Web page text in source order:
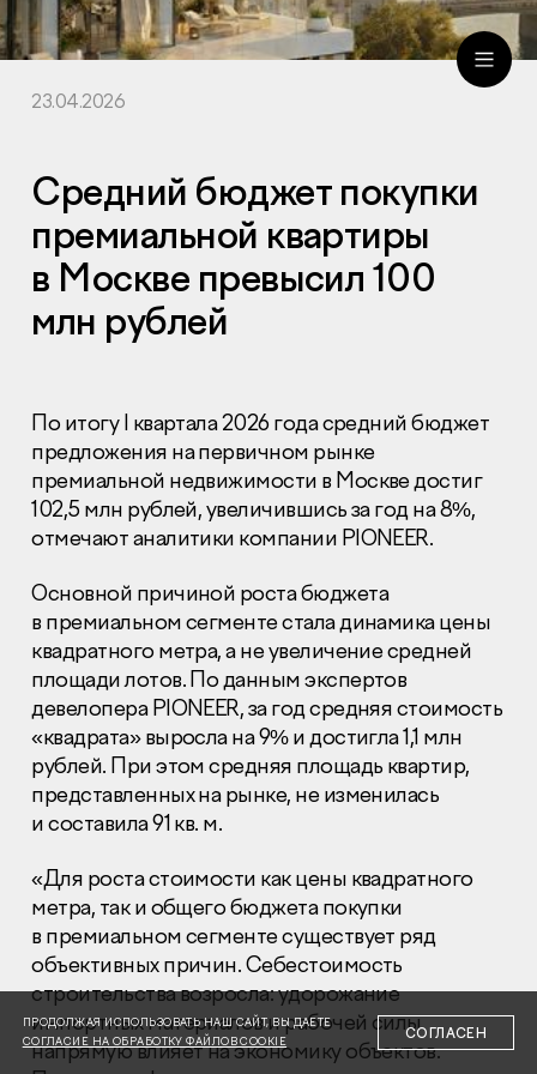
Раскрытие информации
Правовая информация
Сообщить о коррупции
Глaвный oфиc
Отдел продаж
+7 (495) 641-35-35
© 2001-2026 Компания «Пионер»
23.04.2026
Средний бюджет покупки
премиальной квартиры
в Москве превысил 100
млн рублей
По итогу I квартала 2026 года средний бюджет
предложения на первичном рынке
премиальной недвижимости в Москве достиг
102,5 млн рублей, увеличившись за год на 8%,
отмечают аналитики компании PIONEER.
Основной причиной роста бюджета
в премиальном сегменте стала динамика цены
квадратного метра, а не увеличение средней
площади лотов. По данным экспертов
девелопера PIONEER, за год средняя стоимость
«квадрата» выросла на 9% и достигла 1,1 млн
рублей. При этом средняя площадь квартир,
представленных на рынке, не изменилась
и составила 91 кв. м.
«Для роста стоимости как цены квадратного
метра, так и общего бюджета покупки
в премиальном сегменте существует ряд
объективных причин. Себестоимость
строительства возросла: удорожание
импортных материалов и рабочей силы
напрямую влияет на экономику объектов.
ПРОДОЛЖАЯ ИСПОЛЬЗОВАТЬ НАШ САЙТ, ВЫ ДАЕТЕ
СОГЛАСИЕ НА ОБРАБОТКУ ФАЙЛОВ COOKIE
СОГЛАСЕН